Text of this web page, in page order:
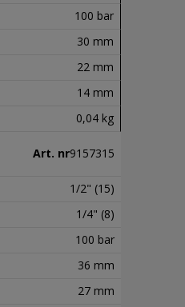
100 bar
30 mm
22 mm
14 mm
0,04 kg
Art. nr9157315
1/2" (15)
1/4" (8)
100 bar
36 mm
27 mm